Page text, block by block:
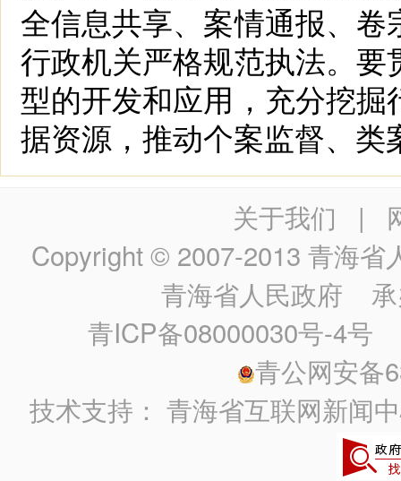
全信息共享、案情通报、
行政机关严格规范执法。
型的开发和应用，充分挖
据资源，推动个案监督、类
关于我们 |
Copyright © 2007-2013 青海省
青海省人民政府 承
青ICP备08000030号-4号
青公网安备
技术支持：青海省互联网新闻